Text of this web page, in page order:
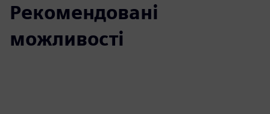
Рекомендовані
можливості